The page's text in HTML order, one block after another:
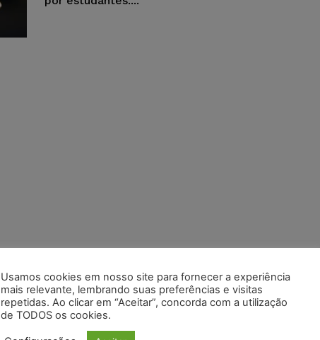
Usamos cookies em nosso site para fornecer a experiência
mais relevante, lembrando suas preferências e visitas
repetidas. Ao clicar em “Aceitar”, concorda com a utilização
de TODOS os cookies.